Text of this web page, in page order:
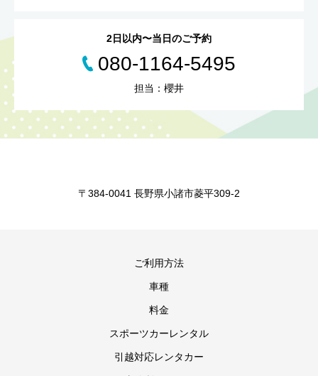
2日以内〜当日のご予約
080-1164-5495
担当：櫻井
〒384-0041 長野県小諸市菱平309-2
ご利用方法
車種
料金
スポーツカーレンタル
引越対応レンタカー